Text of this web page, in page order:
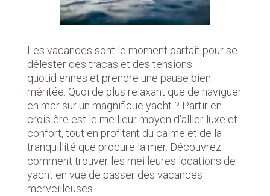
Les vacances sont le moment parfait pour se
délester des tracas et des tensions
quotidiennes et prendre une pause bien
méritée. Quoi de plus relaxant que de naviguer
en mer sur un magnifique yacht ? Partir en
croisière est le meilleur moyen d’allier luxe et
confort, tout en profitant du calme et de la
tranquillité que procure la mer. Découvrez
comment trouver les meilleures locations de
yacht en vue de passer des vacances
merveilleuses.